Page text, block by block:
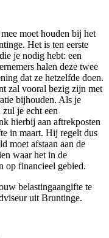
moet houden bij het
Het is ten eerste
je nodig hebt: een
halen deze twee
dat ze hetzelfde doen.
zal vooral bezig zijn met
bijhouden. Als je
je echt een
hierbij aan aftrekposten
in maart. Hij regelt dus
moet afstaan aan de
waar het in de
op financieel gebied.
belastingaangifte te
uit Bruntinge.